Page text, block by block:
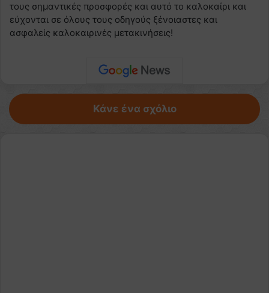
τους σημαντικές προσφορές και αυτό το καλοκαίρι και
εύχονται σε όλους τους οδηγούς ξένοιαστες και
ασφαλείς καλοκαιρινές μετακινήσεις!
Κάνε ένα σχόλιο